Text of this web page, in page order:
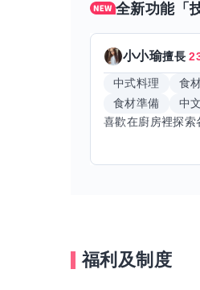
全新功能「
小小瑜擅長
中式料理 食
食材準備
中文
福利及制度